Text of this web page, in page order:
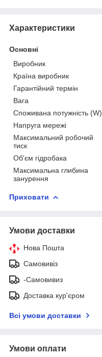
Характеристики
Основні
Виробник
Країна виробник
Гарантійний термін
Вага
Споживана потужність (W)
Напруга мережі
Максимальний робочий
тиск
Об'єм гідробака
Максимальна глибина
занурення
Приховати
Умови доставки
Нова Пошта
Самовивіз
-Самовивиз
Доставка кур'єром
Всі умови доставки
Умови оплати